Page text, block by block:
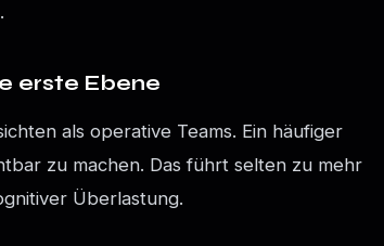
erste Ebene
als operative Teams. Ein häufiger
zu machen. Das führt selten zu mehr
Überlastung.